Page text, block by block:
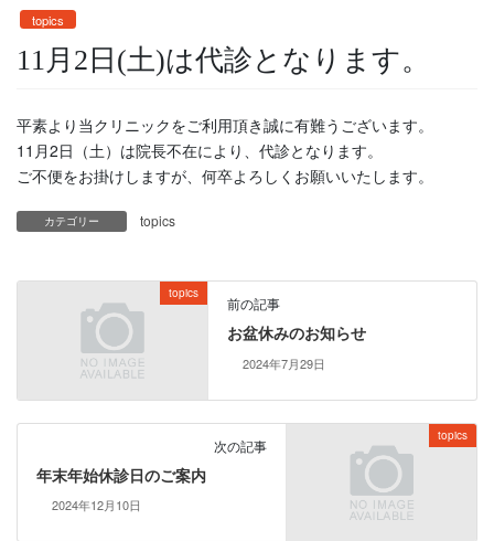
topics
11月2日(土)は代診となります。
平素より当クリニックをご利用頂き誠に有難うございます。
11月2日（土）は院長不在により、代診となります。
ご不便をお掛けしますが、何卒よろしくお願いいたします。
カテゴリー topics
topics
前の記事
お盆休みのお知らせ
2024年7月29日
topics
次の記事
年末年始休診日のご案内
2024年12月10日